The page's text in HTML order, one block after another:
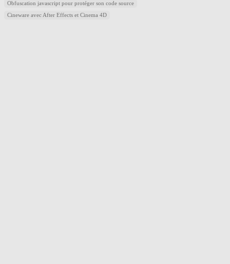
Obfuscation javascript pour protéger son code source
Cineware avec After Effects et Cinema 4D